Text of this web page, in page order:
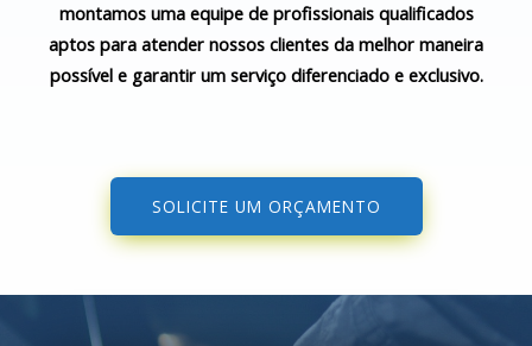
montamos uma equipe de profissionais qualificados
aptos para atender nossos clientes da melhor maneira
possível e garantir um serviço diferenciado e exclusivo.
SOLICITE UM ORÇAMENTO